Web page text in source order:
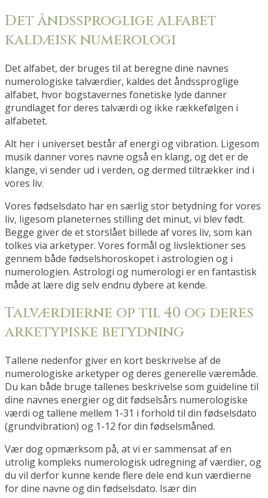
Det åndssproglige alfabet
kaldæisk numerologi
Det alfabet, der bruges til at beregne dine navnes
numerologiske talværdier, kaldes det åndssproglige
alfabet, hvor bogstavernes fonetiske lyde danner
grundlaget for deres talværdi og ikke rækkefølgen i
alfabetet.
Alt her i universet består af energi og vibration. Ligesom
musik danner vores navne også en klang, og det er de
klange, vi sender ud i verden, og dermed tiltrækker ind i
vores liv.
Vores fødselsdato har en særlig stor betydning for vores
liv, ligesom planeternes stilling det minut, vi blev født.
Begge giver de et storslået billede af vores liv, som kan
tolkes via arketyper. Vores formål og livslektioner ses
gennem både fødselshoroskopet i astrologien og i
numerologien. Astrologi og numerologi er en fantastisk
måde at lære dig selv endnu dybere at kende.
Talværdierne op til 40 og deres
arketypiske betydning
Tallene nedenfor giver en kort beskrivelse af de
numerologiske arketyper og deres generelle væremåde.
Du kan både bruge tallenes beskrivelse som guideline til
dine navnes energier og dit fødselsårs numerologiske
værdi og tallene mellem 1-31 i forhold til din fødselsdato
(grundvibration) og 1-12 fordin fødselsmåned.
Vær dog opmærksom på, at vi er sammensat af en
utrolig kompleks numerologisk udregning af værdier, og
du vil derfor kunne kende flere dele end kun værdierne
for dine navne og din fødselsdato. Især din